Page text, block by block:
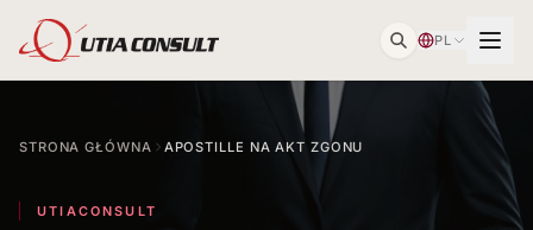
PL
STRONA GŁÓWNA APOSTILLE NA AKT ZGONU
UTIACONSULT